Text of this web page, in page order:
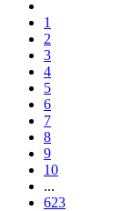
1
2
3
4
5
6
7
8
9
10
...
623